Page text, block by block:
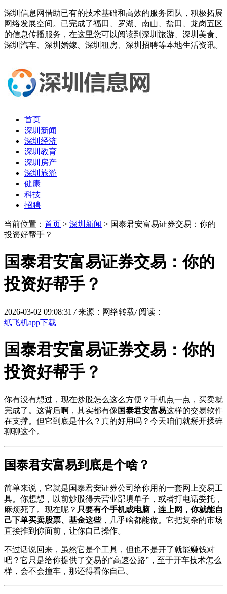
深圳信息网借助已有的技术基础和高效的服务团队，积极拓展
网络发展空间。已完成了福田、罗湖、南山、盐田、龙岗五区
的信息传播服务，在这里您可以阅读到深圳旅游、深圳美食、
深圳汽车、深圳婚嫁、深圳租房、深圳招聘等本地生活资讯。
首页
深圳新闻
深圳经济
深圳教育
深圳房产
深圳旅游
健康
科技
招聘
当前位置： 首页 > 深圳新闻 > 国泰君安富易证券交易：你的
投资好帮手？
国泰君安富易证券交易：你的
投资好帮手？
2026-03-02 09:08:31 / 来源：网络转载/ 阅读：
纸飞机app下载
国泰君安富易证券交易：你的
投资好帮手？
你有没有想过，现在炒股怎么这么方便？手机点一点，买卖就
完成了。这背后啊，其实都有像 国泰君安富易这样的交易软件
在支撑。但它到底是什么？真的好用吗？今天咱们就掰开揉碎
聊聊这个。
国泰君安富易到底是个啥？
简单来说，它就是国泰君安证券公司给你用的一套网上交易工
具。你想想，以前炒股得去营业部填单子，或者打电话委托，
麻烦死了。现在呢？ 只要有个手机或电脑，连上网，你就能自
己下单买卖股票、基金这些，几乎啥都能做。它把复杂的市场
直接推到你面前，让你自己操作。
不过话说回来，虽然它是个工具，但也不是开了就能赚钱对
吧？它只是给你提供了交易的“高速公路”，至于开车技术怎么
样，会不会撞车，那还得看你自己。